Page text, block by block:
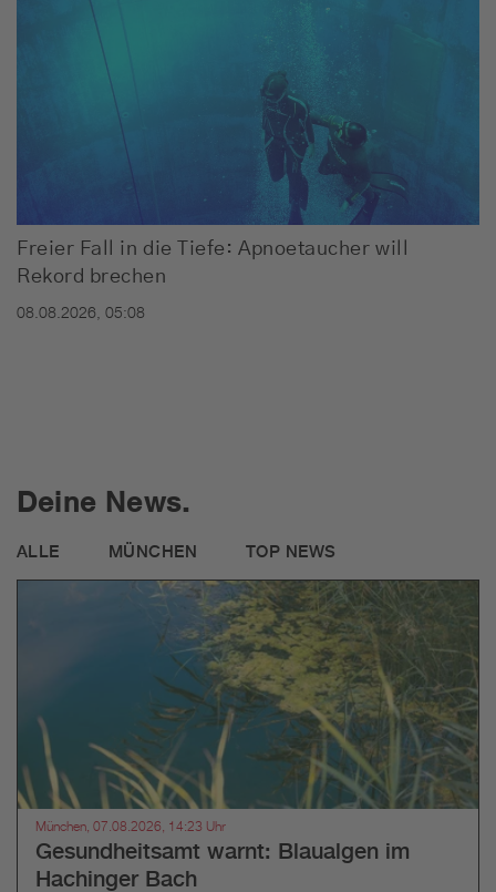
Freier Fall in die Tiefe: Apnoetaucher will
Rekord brechen
08.08.2026, 05:08
Deine News.
ALLE MÜNCHEN TOP NEWS
München, 07.08.2026, 14:23 Uhr
Gesundheitsamt warnt: Blaualgen im
Hachinger Bach